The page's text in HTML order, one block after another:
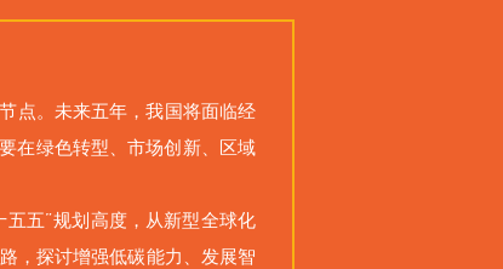
点。未来五年，我国将面临经
在绿色转型、市场创新、区域
五”规划高度，从新型全球化
，探讨增强低碳能力、发展智